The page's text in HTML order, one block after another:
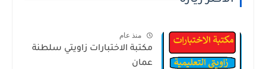
منذ عام
مكتبة الاختبارات زاويتي سلطنة
عمان